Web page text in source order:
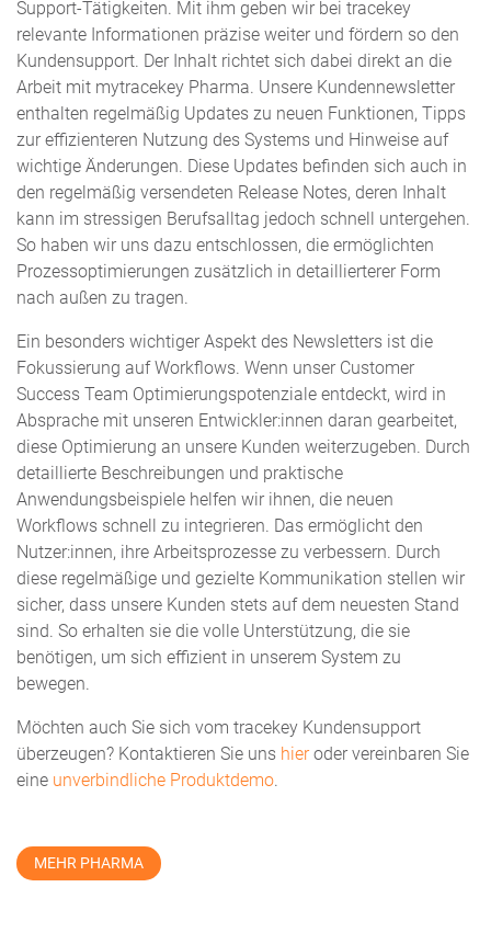
Support-Tätigkeiten. Mit ihm geben wir bei tracekey
relevante Informationen präzise weiter und fördern so den
Kundensupport. Der Inhalt richtet sich dabei direkt an die
Arbeit mit mytracekey Pharma. Unsere Kundennewsletter
enthalten regelmäßig Updates zu neuen Funktionen, Tipps
zur effizienteren Nutzung des Systems und Hinweise auf
wichtige Änderungen. Diese Updates befinden sich auch in
den regelmäßig versendeten Release Notes, deren Inhalt
kann im stressigen Berufsalltag jedoch schnell untergehen.
So haben wir uns dazu entschlossen, die ermöglichten
Prozessoptimierungen zusätzlich in detaillierterer Form
nach außen zu tragen.
Ein besonders wichtiger Aspekt des Newsletters ist die
Fokussierung auf Workflows. Wenn unser Customer
Success Team Optimierungspotenziale entdeckt, wird in
Absprache mit unseren Entwickler:innen daran gearbeitet,
diese Optimierung an unsere Kunden weiterzugeben. Durch
detaillierte Beschreibungen und praktische
Anwendungsbeispiele helfen wir ihnen, die neuen
Workflows schnell zu integrieren. Das ermöglicht den
Nutzer:innen, ihre Arbeitsprozesse zu verbessern. Durch
diese regelmäßige und gezielte Kommunikation stellen wir
sicher, dass unsere Kunden stets auf dem neuesten Stand
sind. So erhalten sie die volle Unterstützung, die sie
benötigen, um sich effizient in unserem System zu
bewegen.
Möchten auch Sie sich vom tracekey Kundensupport
überzeugen? Kontaktieren Sie uns hieroder vereinbaren Sie
eine unverbindliche Produktdemo.
MEHR PHARMA